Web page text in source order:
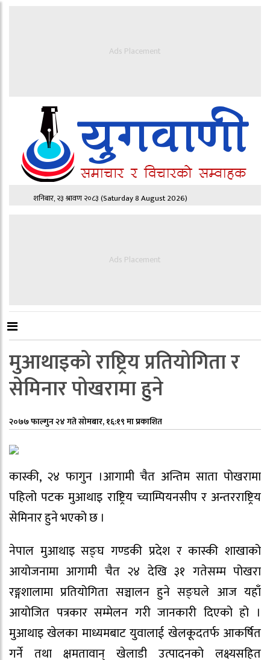
Ads Placement
शनिबार, २३ श्रावण २०८३(Saturday 8 August 2026)
Ads Placement
मुआथाइको राष्ट्रिय प्रतियोगिता र
सेमिनार पोखरामा हुने
२०७७ फाल्गुन २४ गते सोमबार, १६:१९ मा प्रकाशित
कास्की, २४ फागुन ।आगामी चैत अन्तिम साता पोखरामा
पहिलो पटक मुआथाइ राष्ट्रिय च्याम्पियनसीप र अन्तरराष्ट्रिय
सेमिनार हुने भएको छ ।
नेपाल मुआथाइ सङ्घ गण्डकी प्रदेश र कास्की शाखाको
आयोजनामा आगामी चैत २४ देखि ३१ गतेसम्म पोखरा
रङ्गशालामा प्रतियोगिता सञ्चालन हुने सङ्घले आज यहाँ
आयोजित पत्रकार सम्मेलन गरी जानकारी दिएको हो ।
मुआथाइ खेलका माध्यमबाट युवालाई खेलकूदतर्फ आकर्षित
गर्ने तथा क्षमतावान् खेलाडी उत्पादनको लक्ष्यसहित